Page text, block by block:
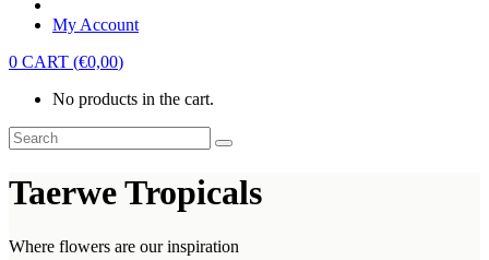
My Account
0 CART (€0,00)
No products in the cart.
Taerwe Tropicals
Where flowers are our inspiration